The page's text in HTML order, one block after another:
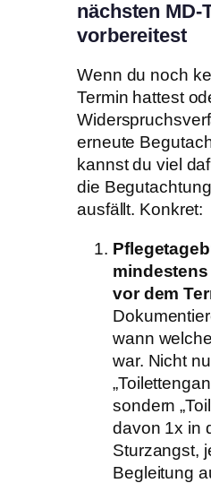
nächsten MD-
vorbereitest
Wenn du noch
Termin hattest
erneute
kannst du viel
die
ausfällt. Konkret:
vor dem
wann
war. Nicht
sondern
davon 1x in
Sturzangst,
Begleitung